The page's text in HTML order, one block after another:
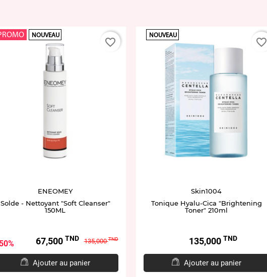
NOUVEAU
ENEOMEY
Solde - Nettoyant "Soft Cleanser"
150ML
Prix67,500 TNDPrix
base
135,000TND
Ajouter au panier
favorite_border
NOUVEAU
Skin1004
Tonique Hyalu-Cica "Brightening
Toner" 210ml
Prix135,000 TND
Ajouter au panier
favorite_border